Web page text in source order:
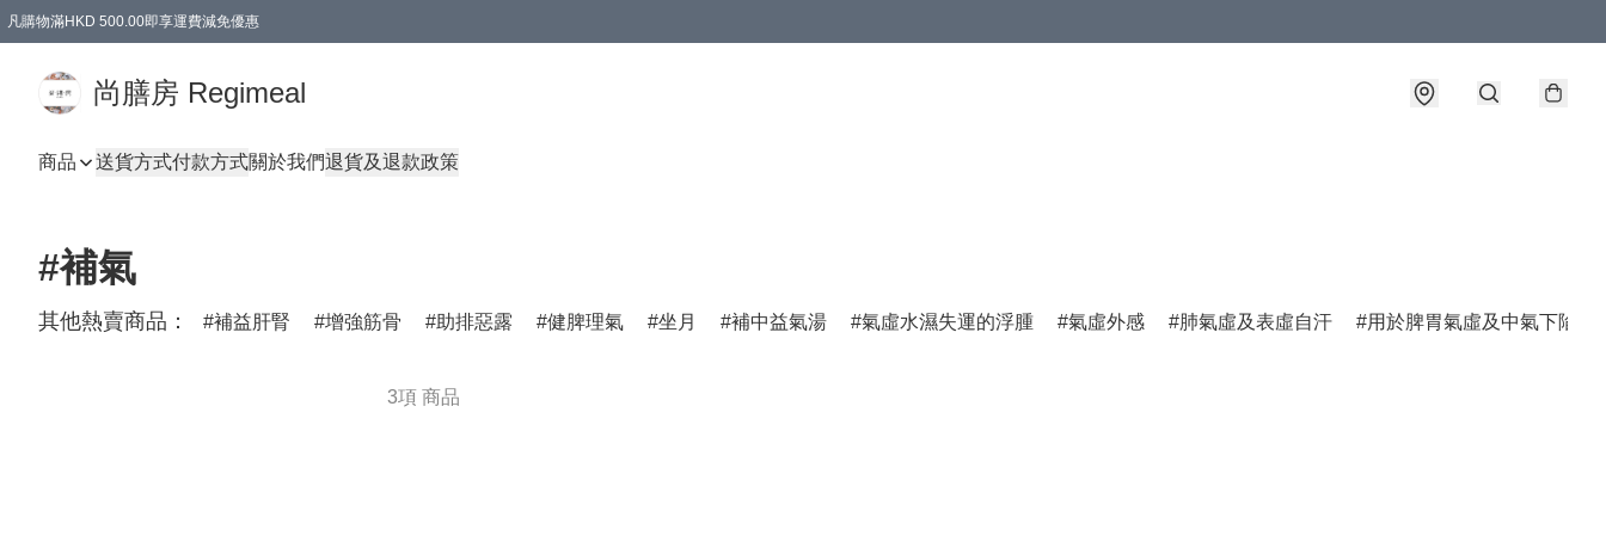
凡購物滿HKD 500.00即享運費減免優惠
尚膳房 Regimeal
商品 送貨方式付款方式關於我們退貨及退款政策
#補氣
其他熱賣商品： 補益肝腎 增強筋骨 助排惡露 健脾理氣 坐月 補中益氣湯 氣虛水濕失運的浮腫 氣虛外感 肺氣虛及表虛自汗 用於脾胃氣虛及中氣下陷諸
3項 商品